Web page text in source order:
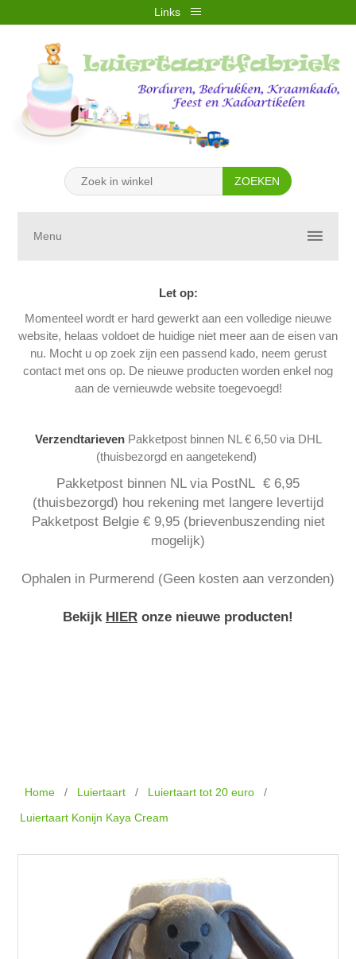
Links
REGISTREREN
WINKELWAGEN (0)
Menu
Let op:
Momenteel wordt er hard gewerkt aan een volledige nieuwe
website, helaas voldoet de huidige niet meer aan de eisen van
nu. Mocht u op zoek zijn een passend kado, neem gerust
contact met ons op. De nieuwe producten worden enkel nog
aan de vernieuwde website toegevoegd!
Verzendtarieven Pakketpost binnen NL € 6,50 via DHL
(thuisbezorgd en aangetekend)
Pakketpost binnen NL via PostNL € 6,95
(thuisbezorgd) hou rekening met langere levertijd
Pakketpost Belgie € 9,95 (brievenbuszending niet
mogelijk)
Ophalen in Purmerend (Geen kosten aan verzonden)
Bekijk HIER onze nieuwe producten!
Home / Luiertaart / Luiertaart tot 20 euro
/
Luiertaart Konijn Kaya Cream